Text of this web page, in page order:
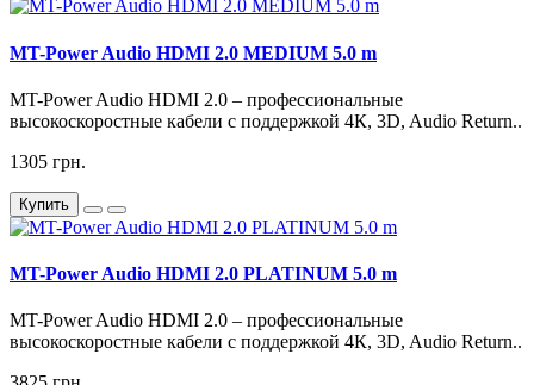
MT-Power Audio HDMI 2.0 MEDIUM 5.0 m
MT-Power Audio HDMI 2.0 – профессиональные
высокоскоростные кабели с поддержкой 4К, 3D, Audio Return..
1305 грн.
Купить
MT-Power Audio HDMI 2.0 PLATINUM 5.0 m
MT-Power Audio HDMI 2.0 – профессиональные
высокоскоростные кабели с поддержкой 4К, 3D, Audio Return..